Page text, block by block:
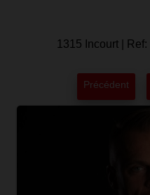
1315 Incourt Ref:
Précédent